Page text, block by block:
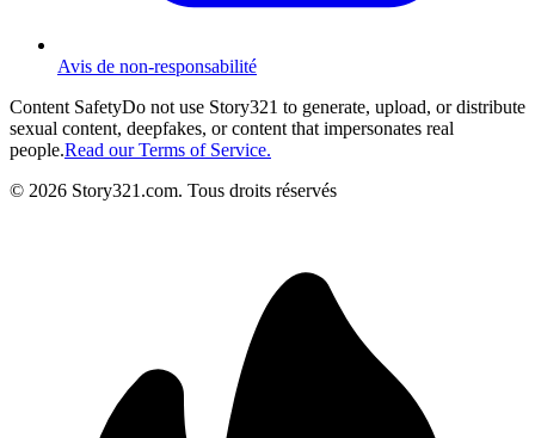
Avis de non-responsabilité
Content SafetyDo not use Story321 to generate, upload, or distribute
sexual content, deepfakes, or content that impersonates real
people.Read our Terms of Service.
© 2026 Story321.com. Tous droits réservés